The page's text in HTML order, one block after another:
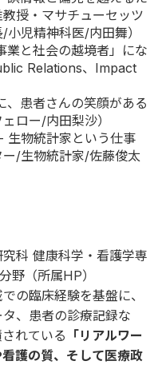
授・マサチューセッツ
児精神科医/内田舞）
業と社会の越境者」にな
Relations、Impact
、患者さんの笑顔がある
ロー/内田梨沙）
生物統計家という仕事
ー/生物統計家/佐藤俊太
科 健康科学・看護学専
野（所属HP）
の臨床経験を基盤に、
、患者の診療記録な
れている 「リアルワー
護の質、そして医療政